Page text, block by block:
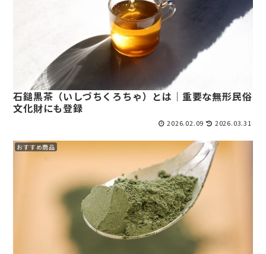
石鎚黒茶（いしづちくろちゃ）とは｜重要な無形民俗
文化財にも登録
2026.02.09 2026.03.31
おすすめ商品